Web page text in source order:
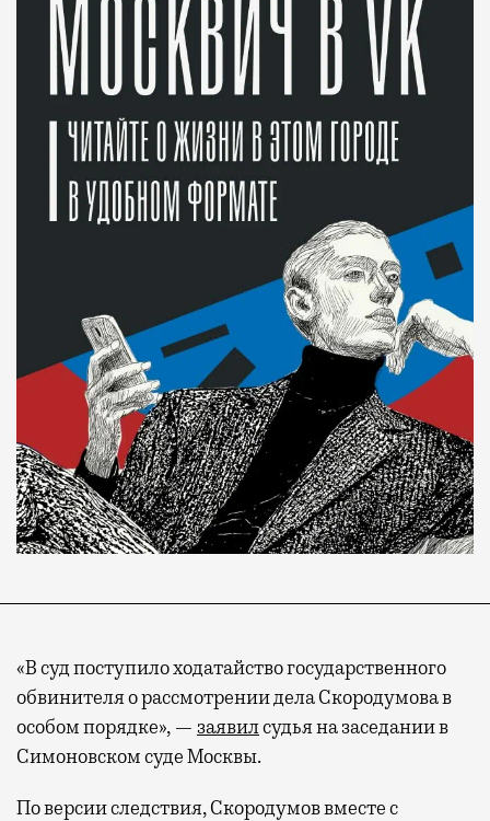
«В суд поступило ходатайство государственного
обвинителя о рассмотрении дела Скородумова в
особом порядке», — заявилсудья на заседании в
Симоновском суде Москвы.
По версии следствия, Скородумов вместе с